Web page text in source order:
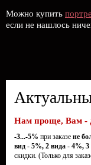
Можно купить
если не нашлось
Нам проще, Вам -
-3...-5% при заказе не
вид - 5%, 2 вида - 4%,
скидки. (Только для